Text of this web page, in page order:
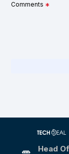
Comments
Head